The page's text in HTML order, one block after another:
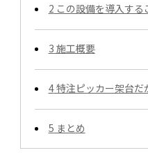
2 この設備を導入する
3 施工概要
4特注ピッカー架台だ
5 まとめ